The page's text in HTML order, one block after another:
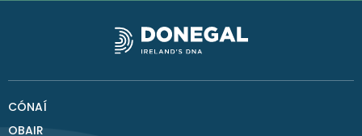
CÓNAÍ
OBAIR